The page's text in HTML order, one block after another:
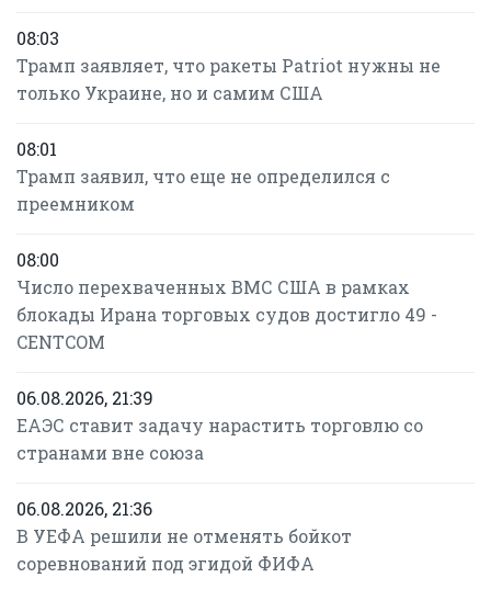
08:03
Трамп заявляет, что ракеты Patriot нужны не
только Украине, но и самим США
08:01
Трамп заявил, что еще не определился с
преемником
08:00
Число перехваченных ВМС США в рамках
блокады Ирана торговых судов достигло 49 -
CENTCOM
06.08.2026, 21:39
ЕАЭС ставит задачу нарастить торговлю со
странами вне союза
06.08.2026, 21:36
В УЕФА решили не отменять бойкот
соревнований под эгидой ФИФА